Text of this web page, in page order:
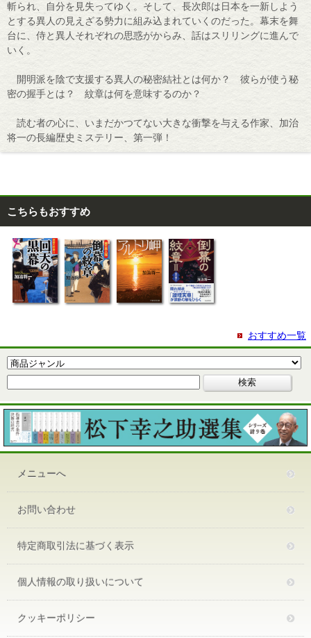
斬られ、自分を見失ってゆく。そして、長次郎は日本を一新しよう
とする異人の見えざる勢力に組み込まれていくのだった。幕末を舞
台に、侍と異人それぞれの思惑がからみ、話はスリリングに進んで
いく。
開明派を陰で支援する異人の秘密結社とは何か？ 彼らが使う秘
密の握手とは？ 紋章は何を意味するのか？
読む者の心に、いまだかつてない大きな衝撃を与える作家、加治
将一の長編歴史ミステリー、第一弾！
こちらもおすすめ
おすすめ一覧
メニューへ
お問い合わせ
特定商取引法に基づく表示
個人情報の取り扱いについて
クッキーポリシー